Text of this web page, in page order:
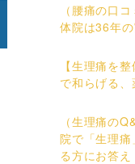
（腰痛の口
体院は36年
【生理痛を
で和らげる
（生理痛の
院で「生理
る方にお答え